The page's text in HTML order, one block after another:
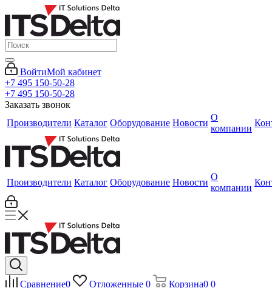
ВойтиМой кабинет
+7 495 150-50-28
+7 495 150-50-28
Заказать звонок
Производители Каталог Оборудование Новости
О
компании
Производители Каталог Оборудование Новости
О
компании
Сравнение0 Отложенные 0 Корзина0 0